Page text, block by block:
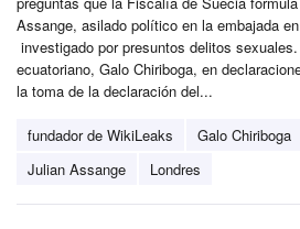
Assange, asilado político en la embajada
investigado por presuntos delitos
ecuatoriano, Galo Chiriboga, en
la toma de la declaración del...
fundador de WikiLeaks
Galo Chiriboga
Julian Assange
Londres